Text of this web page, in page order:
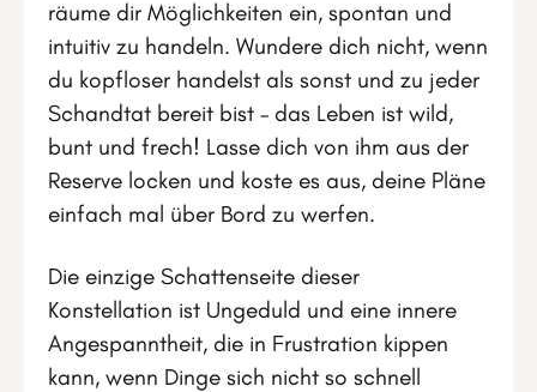
räume dir Möglichkeiten ein, spontan und
intuitiv zu handeln. Wundere dich nicht, wenn
du kopfloser handelst als sonst und zu jeder
Schandtat bereit bist – das Leben ist wild,
bunt und frech! Lasse dich von ihm aus der
Reserve locken und koste es aus, deine Pläne
einfach mal über Bord zu werfen.
Die einzige Schattenseite dieser
Konstellation ist Ungeduld und eine innere
Angespanntheit, die in Frustration kippen
kann, wenn Dinge sich nicht so schnell